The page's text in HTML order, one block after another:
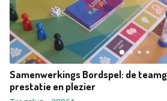
Samenwerkings Bordspel: de
prestatie en plezier